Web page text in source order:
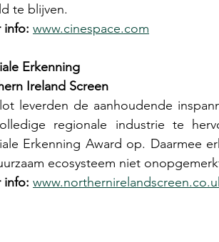
te blijven.
info: www.cinespace.com
Erkenning
Ireland Screen
leverden de aanhoudende
regionale industrie te
Erkenning Award op. Daarmee
ecosysteem niet
info: